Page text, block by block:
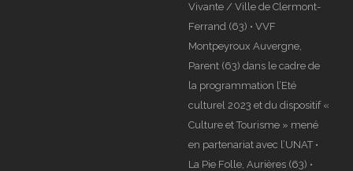
Vivante / Ville de Clermont-
Ferrand (63) • VVF
Montpeyroux Auvergne,
Parent (63) dans le cadre de
la programmation l’Eté
culturel 2023 et du dispositif «
Culture et Tourisme » mené
en partenariat avec l’UNAT •
La Pie Folle, Aurières (63) •